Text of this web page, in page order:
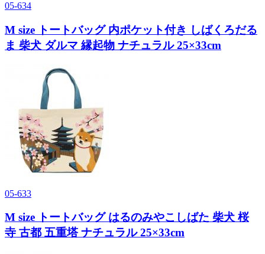
05-634
M size トートバッグ 内ポケット付き しばくろだる
ま 柴犬 ダルマ 縁起物 ナチュラル 25×33cm
05-633
M size トートバッグ はるのみやこしばた 柴犬 桜
寺 古都 五重塔 ナチュラル 25×33cm